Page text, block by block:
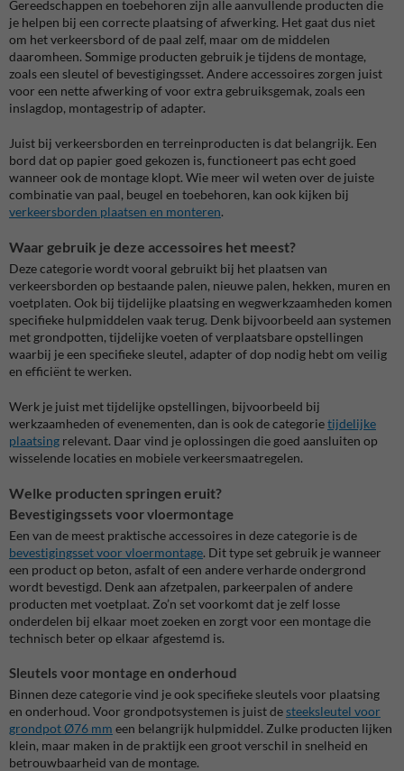
Gereedschappen en toebehoren zijn alle aanvullende producten die
je helpen bij een correcte plaatsing of afwerking. Het gaat dus niet
om het verkeersbord of de paal zelf, maar om de middelen
daaromheen. Sommige producten gebruik je tijdens de montage,
zoals een sleutel of bevestigingsset. Andere accessoires zorgen juist
voor een nette afwerking of voor extra gebruiksgemak, zoals een
inslagdop, montagestrip of adapter.
Juist bij verkeersborden en terreinproducten is dat belangrijk. Een
bord dat op papier goed gekozen is, functioneert pas echt goed
wanneer ook de montage klopt. Wie meer wil weten over de juiste
combinatie van paal, beugel en toebehoren, kan ook kijken bij
verkeersborden plaatsen en monteren.
Waar gebruik je deze accessoires het meest?
Deze categorie wordt vooral gebruikt bij het plaatsen van
verkeersborden op bestaande palen, nieuwe palen, hekken, muren en
voetplaten. Ook bij tijdelijke plaatsing en wegwerkzaamheden komen
specifieke hulpmiddelen vaak terug. Denk bijvoorbeeld aan systemen
met grondpotten, tijdelijke voeten of verplaatsbare opstellingen
waarbij je een specifieke sleutel, adapter of dop nodig hebt om veilig
en efficiënt te werken.
Werk je juist met tijdelijke opstellingen, bijvoorbeeld bij
werkzaamheden of evenementen, dan is ook de categorietijdelijke
plaatsing relevant. Daar vind je oplossingen die goed aansluiten op
wisselende locaties en mobiele verkeersmaatregelen.
Welke producten springen eruit?
Bevestigingssets voor vloermontage
Een van de meest praktische accessoires in deze categorie is de
bevestigingsset voor vloermontage. Dit type set gebruik je wanneer
een product op beton, asfalt of een andere verharde ondergrond
wordt bevestigd. Denk aan afzetpalen, parkeerpalen of andere
producten met voetplaat. Zo’n set voorkomt dat je zelf losse
onderdelen bij elkaar moet zoeken en zorgt voor een montage die
technisch beter op elkaar afgestemd is.
Sleutels voor montage en onderhoud
Binnen deze categorie vind je ook specifieke sleutels voor plaatsing
en onderhoud. Voor grondpotsystemen is juist desteeksleutel voor
grondpot Ø76 mm een belangrijk hulpmiddel. Zulke producten lijken
klein, maar maken in de praktijk een groot verschil in snelheid en
betrouwbaarheid van de montage.